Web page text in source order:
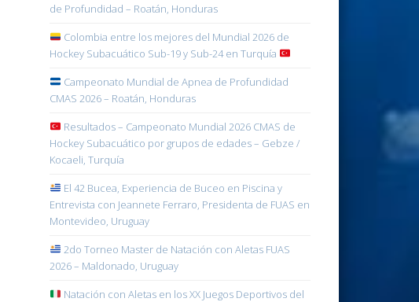
de Profundidad – Roatán, Honduras
Colombia entre los mejores del Mundial 2026 de
Hockey Subacuático Sub-19 y Sub-24 en Turquía
Campeonato Mundial de Apnea de Profundidad
CMAS 2026 – Roatán, Honduras
Resultados – Campeonato Mundial 2026 CMAS de
Hockey Subacuático por grupos de edades – Gebze /
Kocaeli, Turquía
El 42 Bucea, Experiencia de Buceo en Piscina y
Entrevista con Jeannete Ferraro, Presidenta de FUAS en
Montevideo, Uruguay
2do Torneo Master de Natación con Aletas FUAS
2026 – Maldonado, Uruguay
Natación con Aletas en los XX Juegos Deportivos del